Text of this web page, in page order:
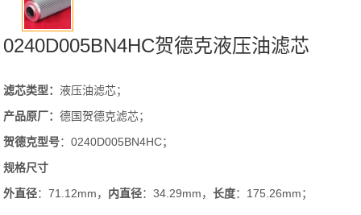
0240D005BN4HC贺德克液压油滤芯
滤芯类型：液压油滤芯；
产品原厂：德国贺德克滤芯；
贺德克型号：0240D005BN4HC；
规格尺寸
外直径：71.12mm， 内直径：34.29mm，长度：175.26mm；